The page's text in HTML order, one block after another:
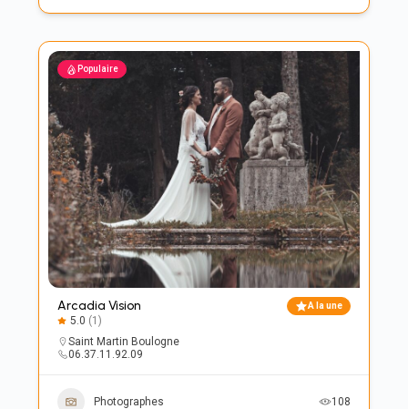
Populaire
Arcadia Vision
5.0 (1)
A la une
Saint Martin Boulogne
‭06.37.11.92.09‬
Photographes 108